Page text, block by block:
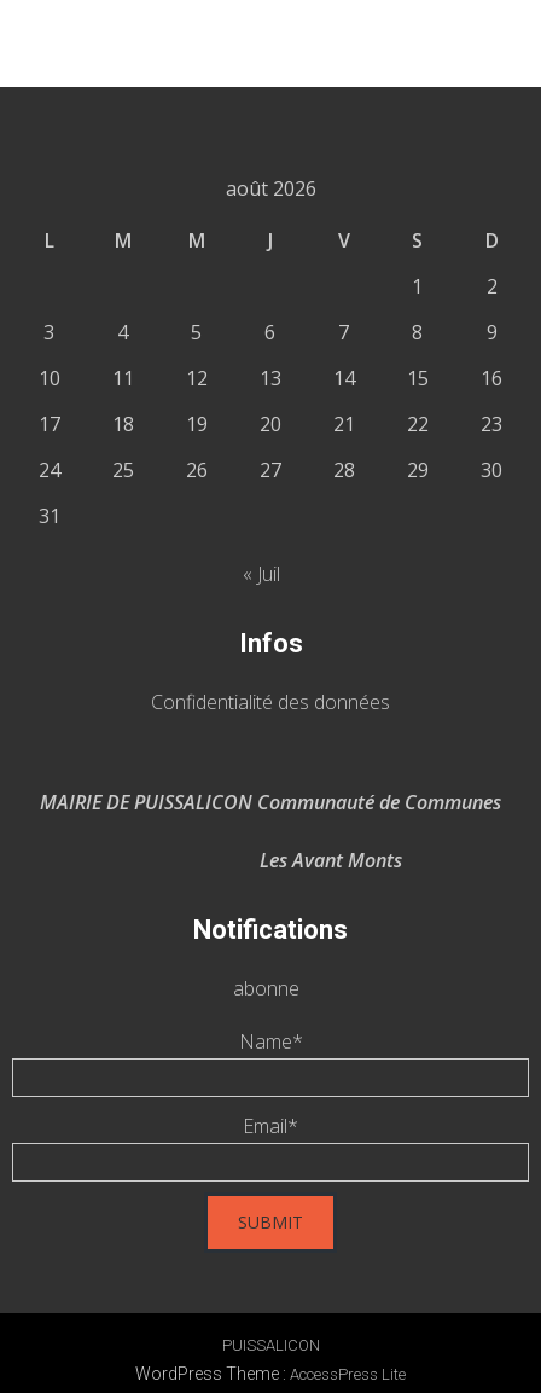
août 2026
L
M M J V S
D
1
2
3
4 5 6 7 8
9
10
11 12 13 14 15
16
17
18 19 20 21 22
23
24
25 26 27 28 29
30
31
« Juil
Infos
Confidentialité des données
MAIRIE DE PUISSALICON Communauté de Communes
Les Avant Monts
Notifications
abonne
Name*
Email*
PUISSALICON
WordPress Theme : AccessPress Lite